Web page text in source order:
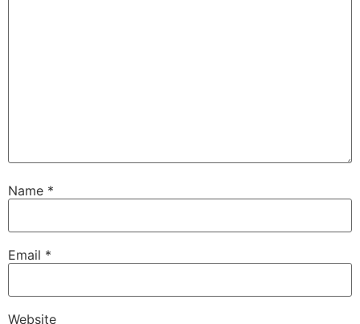
Name *
Email *
Website